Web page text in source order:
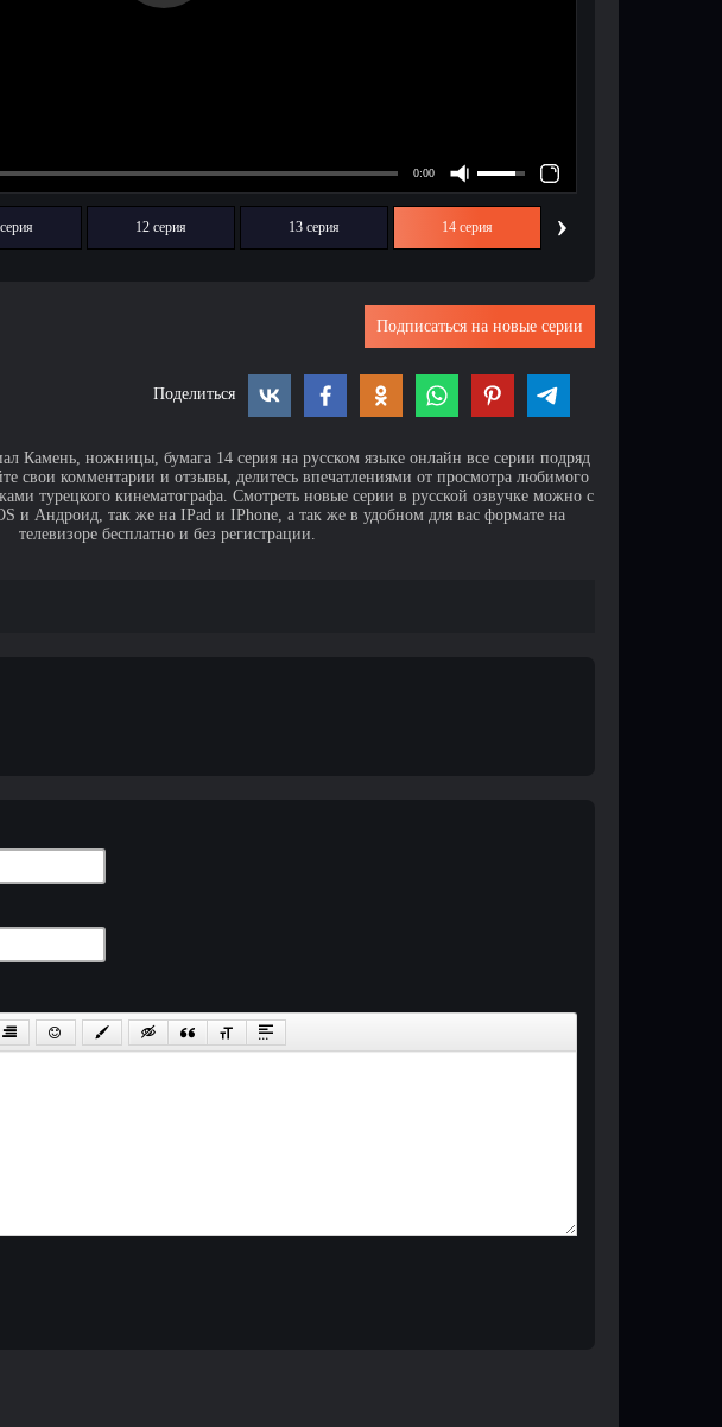
12 серия 13 серия 14 серия ›
Подписаться на новые серии
Поделиться
Камень, ножницы, бумага 14 серия на русском языке онлайн все серии подряд
свои комментарии и отзывы, делитесь впечатлениями от просмотра любимого
турецкого кинематографа. Смотреть новые серии в русской озвучке можно с
и Андроид, так же на IPad и IPhone, а так же в удобном для вас формате на
телевизоре бесплатно и без регистрации.